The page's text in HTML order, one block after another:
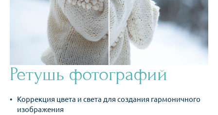
Ретушь фотографий
Коррекция цвета и света для создания гармоничного
изображения